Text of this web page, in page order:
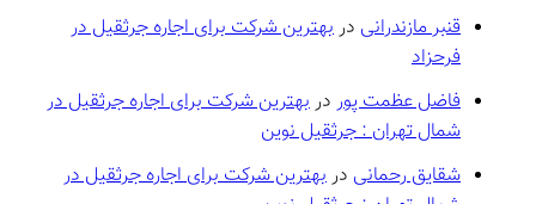
قنبر مازندرانیدربهترین شرکت برای اجاره جرثقیل در
فرحزاد
فاضل عظمت پوردربهترین شرکت برای اجاره جرثقیل در
شمال تهران : جرثقیل نوین
شقایق رحمانیدربهترین شرکت برای اجاره جرثقیل در